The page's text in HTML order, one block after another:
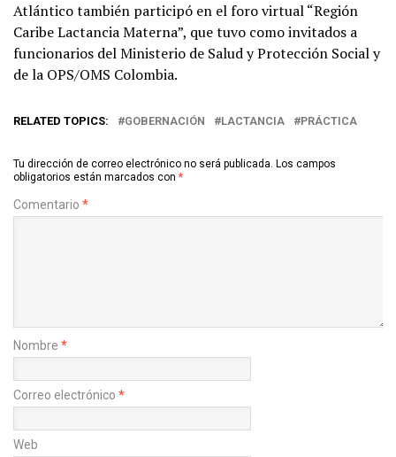
Atlántico también participó en el foro virtual “Región
Caribe Lactancia Materna”, que tuvo como invitados a
funcionarios del Ministerio de Salud y Protección Social y
de la OPS/OMS Colombia.
RELATED TOPICS: GOBERNACIÓN LACTANCIA PRÁCTICA
Tu dirección de correo electrónico no será publicada. Los campos
obligatorios están marcados con *
Comentario *
Nombre *
Correo electrónico *
Web